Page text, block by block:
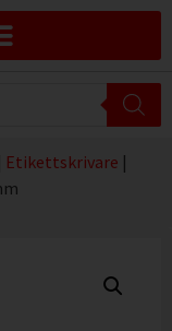
Etikettskrivare |